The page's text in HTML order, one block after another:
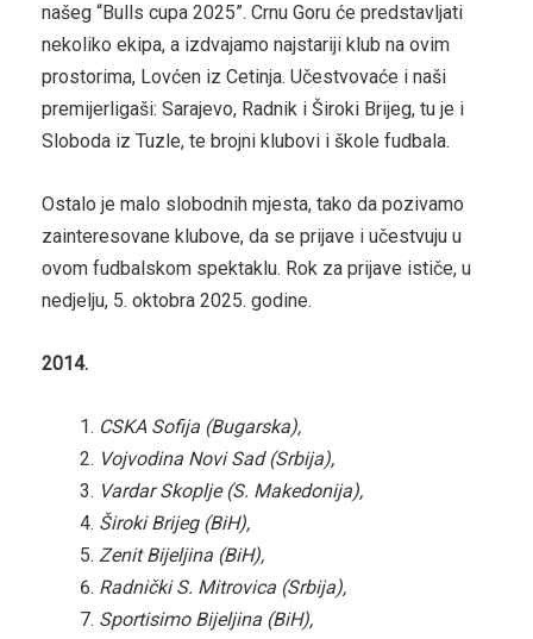
našeg “Bulls cupa 2025”. Crnu Goru će predstavljati
nekoliko ekipa, a izdvajamo najstariji klub na ovim
prostorima, Lovćen iz Cetinja. Učestvovaće i naši
premijerligaši: Sarajevo, Radnik i Široki Brijeg, tu je i
Sloboda iz Tuzle, te brojni klubovi i škole fudbala.
Ostalo je malo slobodnih mjesta, tako da pozivamo
zainteresovane klubove, da se prijave i učestvuju u
ovom fudbalskom spektaklu. Rok za prijave ističe, u
nedjelju, 5. oktobra 2025. godine.
2014.
CSKA Sofija (Bugarska),
Vojvodina Novi Sad (Srbija),
Vardar Skoplje (S. Makedonija),
Široki Brijeg (BiH),
Zenit Bijeljina (BiH),
Radnički S. Mitrovica (Srbija),
Sportisimo Bijeljina (BiH),